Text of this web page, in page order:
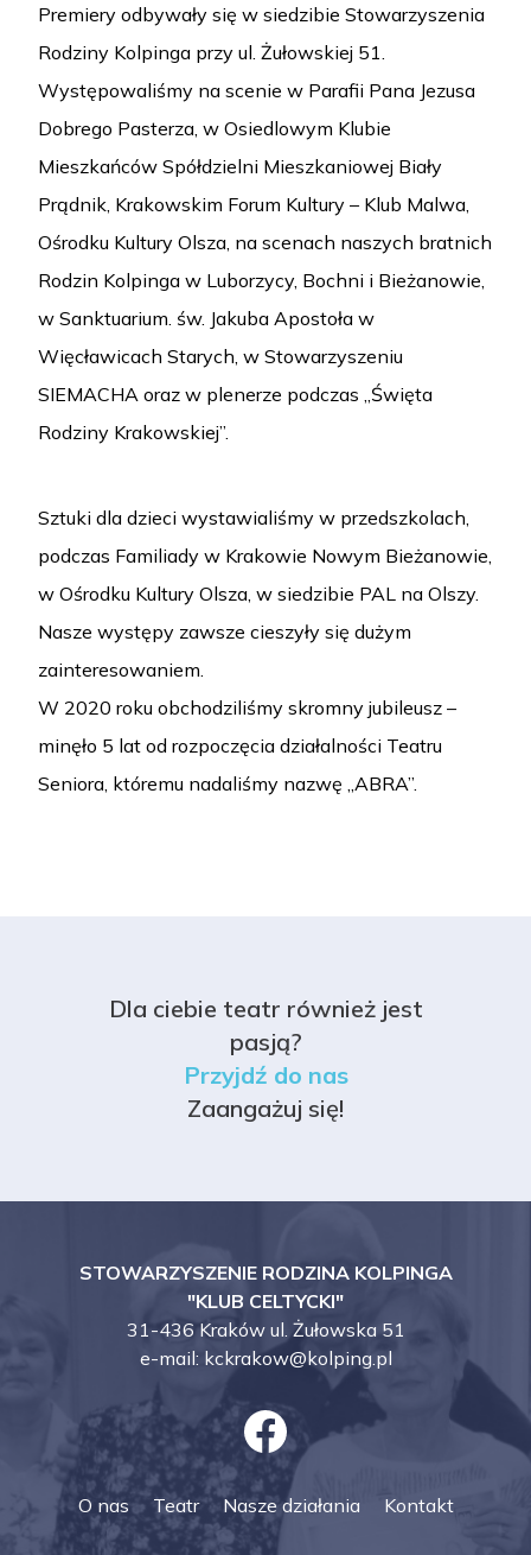
Premiery odbywały się w siedzibie Stowarzyszenia
Rodziny Kolpinga przy ul. Żułowskiej 51.
Występowaliśmy na scenie w Parafii Pana Jezusa
Dobrego Pasterza, w Osiedlowym Klubie
Mieszkańców Spółdzielni Mieszkaniowej Biały
Prądnik, Krakowskim Forum Kultury – Klub Malwa,
Ośrodku Kultury Olsza, na scenach naszych bratnich
Rodzin Kolpinga w Luborzycy, Bochni i Bieżanowie,
w Sanktuarium. św. Jakuba Apostoła w
Więcławicach Starych, w Stowarzyszeniu
SIEMACHA oraz w plenerze podczas „Święta
Rodziny Krakowskiej”.
Sztuki dla dzieci wystawialiśmy w przedszkolach,
podczas Familiady w Krakowie Nowym Bieżanowie,
w Ośrodku Kultury Olsza, w siedzibie PAL na Olszy.
Nasze występy zawsze cieszyły się dużym
zainteresowaniem.
W 2020 roku obchodziliśmy skromny jubileusz –
minęło 5 lat od rozpoczęcia działalności Teatru
Seniora, któremu nadaliśmy nazwę „ABRA”.
Dla ciebie teatr również jest
pasją?
Przyjdź do nas
Zaangażuj się!
STOWARZYSZENIE RODZINA KOLPINGA
"KLUB CELTYCKI"
31-436 Kraków ul. Żułowska 51
e-mail: kckrakow@kolping.pl
O nas Teatr Nasze działania Kontakt